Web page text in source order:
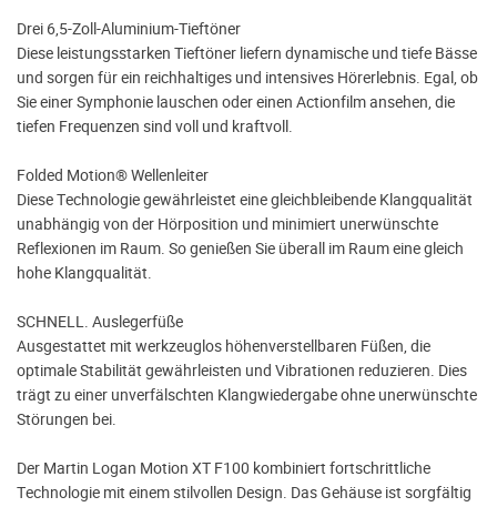
Drei 6,5-Zoll-Aluminium-Tieftöner
Diese leistungsstarken Tieftöner liefern dynamische und tiefe Bässe
und sorgen für ein reichhaltiges und intensives Hörerlebnis. Egal, ob
Sie einer Symphonie lauschen oder einen Actionfilm ansehen, die
tiefen Frequenzen sind voll und kraftvoll.
Folded Motion® Wellenleiter
Diese Technologie gewährleistet eine gleichbleibende Klangqualität
unabhängig von der Hörposition und minimiert unerwünschte
Reflexionen im Raum. So genießen Sie überall im Raum eine gleich
hohe Klangqualität.
SCHNELL. Auslegerfüße
Ausgestattet mit werkzeuglos höhenverstellbaren Füßen, die
optimale Stabilität gewährleisten und Vibrationen reduzieren. Dies
trägt zu einer unverfälschten Klangwiedergabe ohne unerwünschte
Störungen bei.
Der Martin Logan Motion XT F100 kombiniert fortschrittliche
Technologie mit einem stilvollen Design. Das Gehäuse ist sorgfältig